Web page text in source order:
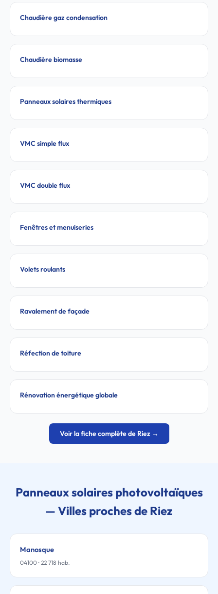
Chaudière gaz condensation
Chaudière biomasse
Panneaux solaires thermiques
VMC simple flux
VMC double flux
Fenêtres et menuiseries
Volets roulants
Ravalement de façade
Réfection de toiture
Rénovation énergétique globale
Voir la fiche complète de Riez →
Panneaux solaires photovoltaïques
— Villes proches de Riez
Manosque
04100 · 22 718 hab.